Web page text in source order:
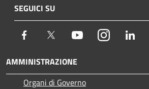
SEGUICI SU
Facebook Twitter YoutubeInstagram
AMMINISTRAZIONE
Organi di Governo